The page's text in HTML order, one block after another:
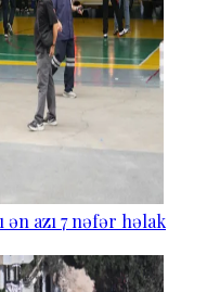
ən azı 7 nəfər həlak